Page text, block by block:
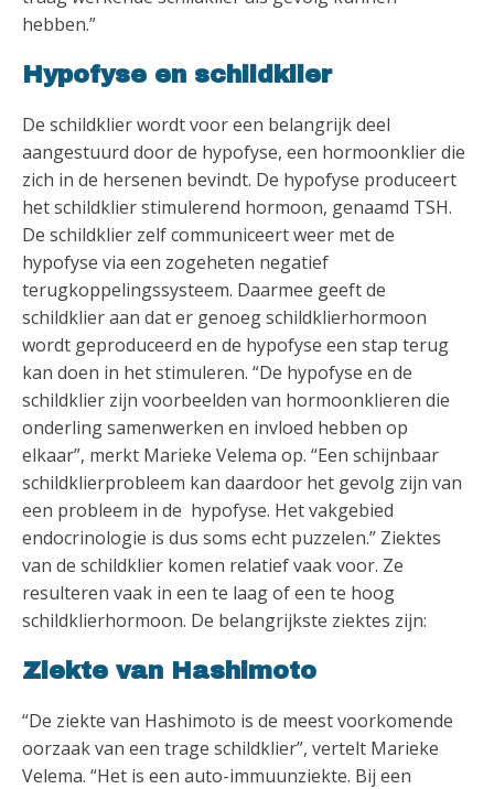
hebben.”
Hypofyse en schildklier
De schildklier wordt voor een belangrijk deel
aangestuurd door de hypofyse, een hormoonklier die
zich in de hersenen bevindt. De hypofyse produceert
het schildklier stimulerend hormoon, genaamd TSH.
De schildklier zelf communiceert weer met de
hypofyse via een zogeheten negatief
terugkoppelingssysteem. Daarmee geeft de
schildklier aan dat er genoeg schildklierhormoon
wordt geproduceerd en de hypofyse een stap terug
kan doen in het stimuleren. “De hypofyse en de
schildklier zijn voorbeelden van hormoonklieren die
onderling samenwerken en invloed hebben op
elkaar”, merkt Marieke Velema op. “Een schijnbaar
schildklierprobleem kan daardoor het gevolg zijn van
een probleem in de hypofyse. Het vakgebied
endocrinologie is dus soms echt puzzelen.” Ziektes
van de schildklier komen relatief vaak voor. Ze
resulteren vaak in een te laag of een te hoog
schildklierhormoon. De belangrijkste ziektes zijn:
Ziekte van Hashimoto
“De ziekte van Hashimoto is de meest voorkomende
oorzaak van een trage schildklier”, vertelt Marieke
Velema. “Het is een auto-immuunziekte. Bij een